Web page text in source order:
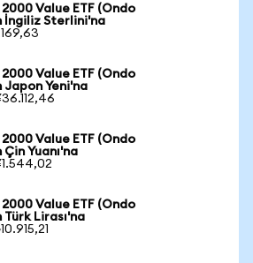
Value ETF (Ondo
İngiliz Sterlini'na
Value ETF (Ondo
Yeni'na
Value ETF (Ondo
Yuanı'na
Value ETF (Ondo
Lirası'na